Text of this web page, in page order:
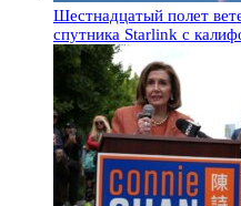
Шестнадцатый полет
спутника Starlink с